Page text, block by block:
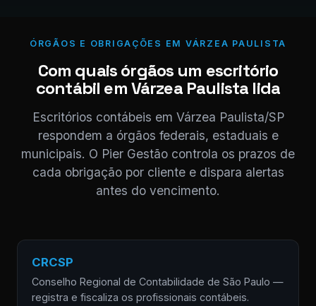
ÓRGÃOS E OBRIGAÇÕES EM VÁRZEA PAULISTA
Com quais órgãos um escritório
contábil em Várzea Paulista lida
Escritórios contábeis em Várzea Paulista/SP
respondem a órgãos federais, estaduais e
municipais. O Pier Gestão controla os prazos de
cada obrigação por cliente e dispara alertas
antes do vencimento.
CRCSP
Conselho Regional de Contabilidade de São Paulo —
registra e fiscaliza os profissionais contábeis.